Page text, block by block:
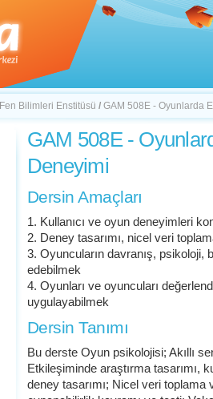
Fen Bilimleri Enstitüsü / GAM 508E - Oyunlarda
GAM 508E -
Deneyimi
Dersin Amaçları
1. Kullanıcı ve oyun deneyimleri
2. Deney tasarımı, nicel veri
3. Oyuncuların davranış, psikoloji,
edebilmek
4. Oyunları ve oyuncuları
uygulayabilmek
Dersin Tanımı
Bu derste Oyun psikolojisi; Akıllı
Etkileşiminde araştırma tasarımı,
deney tasarımı; Nicel veri